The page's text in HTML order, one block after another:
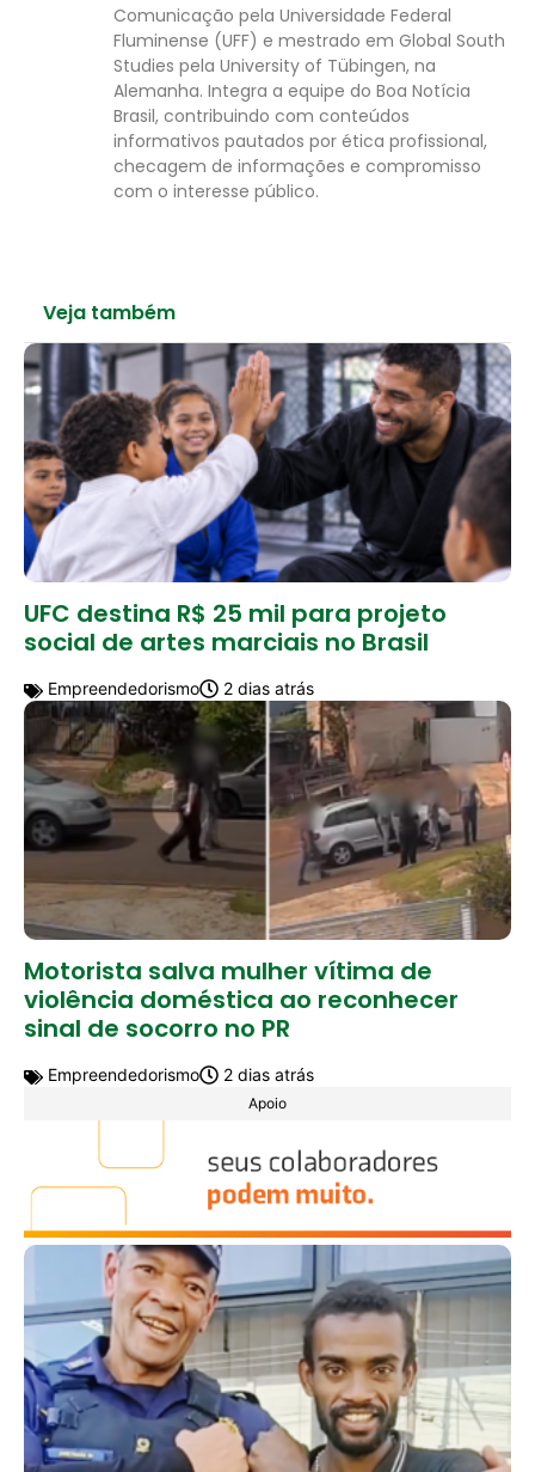
Comunicação pela Universidade Federal
Fluminense (UFF) e mestrado em Global South
Studies pela University of Tübingen, na
Alemanha. Integra a equipe do Boa Notícia
Brasil, contribuindo com conteúdos
informativos pautados por ética profissional,
checagem de informações e compromisso
com o interesse público.
Veja também
UFC destina R$ 25 mil para projeto
social de artes marciais no Brasil
Empreendedorismo 2 dias atrás
Motorista salva mulher vítima de
violência doméstica ao reconhecer
sinal de socorro no PR
Empreendedorismo 2 dias atrás
Apoio